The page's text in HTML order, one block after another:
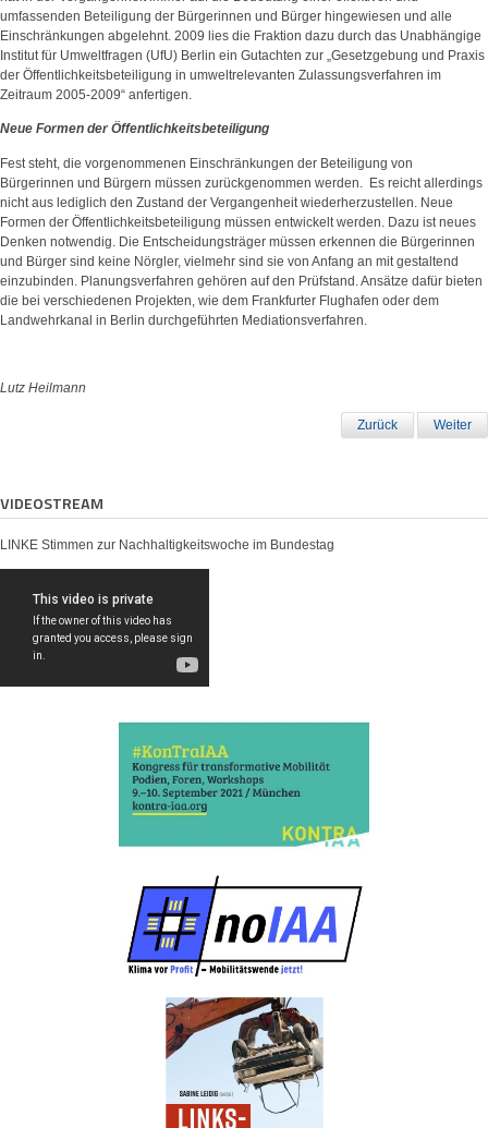
umfassenden Beteiligung der Bürgerinnen und Bürger hingewiesen und alle
Einschränkungen abgelehnt. 2009 lies die Fraktion dazu durch das Unabhängige
Institut für Umweltfragen (UfU) Berlin ein Gutachten zur „Gesetzgebung und Praxis
der Öffentlichkeitsbeteiligung in umweltrelevanten Zulassungsverfahren im
Zeitraum 2005-2009“ anfertigen.
Neue Formen der Öffentlichkeitsbeteiligung
Fest steht, die vorgenommenen Einschränkungen der Beteiligung von
Bürgerinnen und Bürgern müssen zurückgenommen werden. Es reicht allerdings
nicht aus lediglich den Zustand der Vergangenheit wiederherzustellen. Neue
Formen der Öffentlichkeitsbeteiligung müssen entwickelt werden. Dazu ist neues
Denken notwendig. Die Entscheidungsträger müssen erkennen die Bürgerinnen
und Bürger sind keine Nörgler, vielmehr sind sie von Anfang an mit gestaltend
einzubinden. Planungsverfahren gehören auf den Prüfstand. Ansätze dafür bieten
die bei verschiedenen Projekten, wie dem Frankfurter Flughafen oder dem
Landwehrkanal in Berlin durchgeführten Mediationsverfahren.
Lutz Heilmann
Zurück Weiter
VIDEOSTREAM
LINKE Stimmen zur Nachhaltigkeitswoche im Bundestag